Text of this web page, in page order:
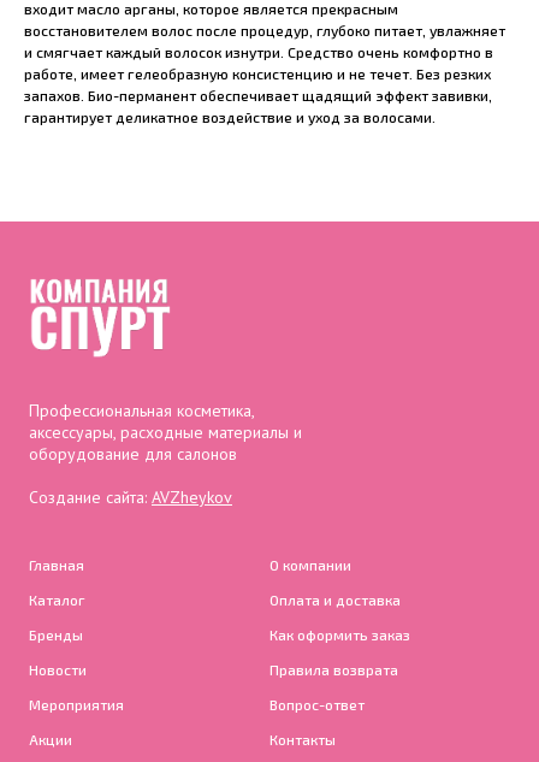
входит масло арганы, которое является прекрасным
восстановителем волос после процедур, глубоко питает, увлажняет
и смягчает каждый волосок изнутри. Средство очень комфортно в
работе, имеет гелеобразную консистенцию и не течет. Без резких
запахов. Био-перманент обеспечивает щадящий эффект завивки,
гарантирует деликатное воздействие и уход за волосами.
Профессиональная косметика,
аксессуары, расходные материалы и
оборудование для салонов
Создание сайта: AVZheykov
Главная
Каталог
Бренды
Новости
Мероприятия
Акции
О компании
Оплата и доставка
Как оформить заказ
Правила возврата
Вопрос-ответ
Контакты